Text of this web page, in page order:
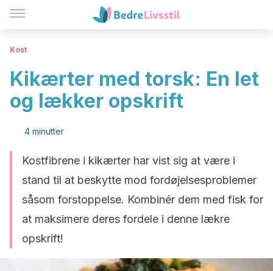
Kost
Kikærter med torsk: En let
og lækker opskrift
4 minutter
Kostfibrene i kikærter har vist sig at være i
stand til at beskytte mod fordøjelsesproblemer
såsom forstoppelse. Kombinér dem med fisk for
at maksimere deres fordele i denne lækre
opskrift!